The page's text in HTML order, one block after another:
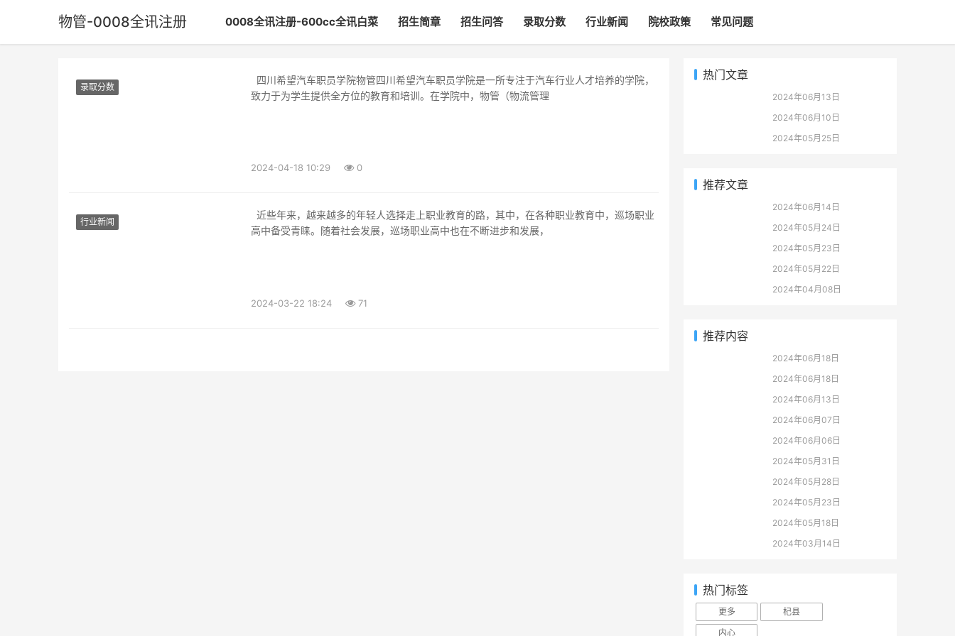
物管-0008全讯注册 0008全讯注册-600cc全讯白菜 招生简章 招生问答 录取分数 行业新闻 院校政策 常见问题
录取分数
致力于为学生提供全方位的教育和培训。在学院中，物管（物流管理
2024-04-18 10:29 0
行业新闻
高中备受青睐。随着社会发展，巡场职业高中也在不断进步和发展，
2024-03-22 18:24 71
热门文章
2024年06月13日
2024年06月10日
2024年05月25日
推荐文章
2024年06月14日
2024年05月24日
2024年05月23日
2024年05月22日
2024年04月08日
推荐内容
2024年06月18日
2024年06月18日
2024年06月13日
2024年06月07日
2024年06月06日
2024年05月31日
2024年05月28日
2024年05月23日
2024年05月18日
2024年03月14日
热门标签
更多
杞县
内心